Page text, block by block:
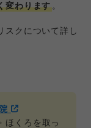
変わります 。
スクについて詳し
ほくろを取っ